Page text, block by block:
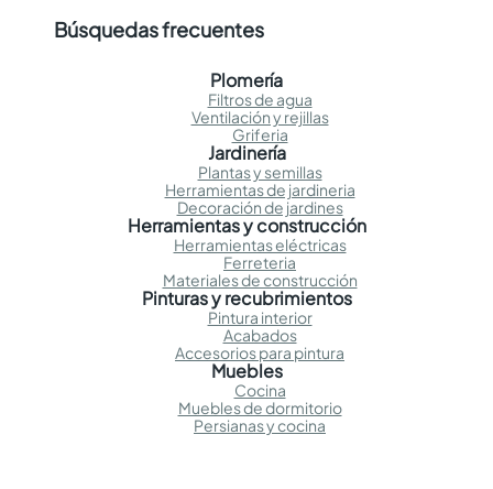
Búsquedas frecuentes
Plomería
Filtros de agua
Ventilación y rejillas
Griferia
Jardinería
Plantas y semillas
Herramientas de jardineria
Decoración de jardines
Herramientas y construcción
Herramientas eléctricas
Ferreteria
Materiales de construcción
Pinturas y recubrimientos
Pintura interior
Acabados
Accesorios para pintura
Muebles
Cocina
Muebles de dormitorio
Persianas y cocina